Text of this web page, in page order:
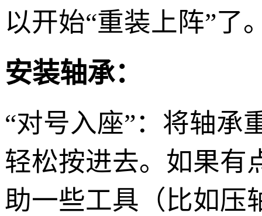
以开始“重装上阵”了
安装轴承：
“对号入座”：将轴承
轻松按进去。如果有
助一些工具（比如压